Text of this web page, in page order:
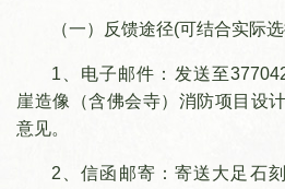
（一）反馈途径(可结合实际
1、电子邮件：发送至
崖造像（含佛会寺）消防项目设
意见。
2、信函邮寄：寄送大足石